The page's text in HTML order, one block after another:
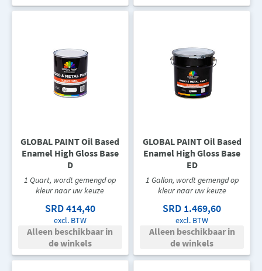
GLOBAL PAINT Oil Based
Enamel High Gloss Base
D
1 Quart, wordt gemengd op
kleur naar uw keuze
SRD 414,40
excl. BTW
Alleen beschikbaar in
de winkels
GLOBAL PAINT Oil Based
Enamel High Gloss Base
ED
1 Gallon, wordt gemengd op
kleur naar uw keuze
SRD 1.469,60
excl. BTW
Alleen beschikbaar in
de winkels